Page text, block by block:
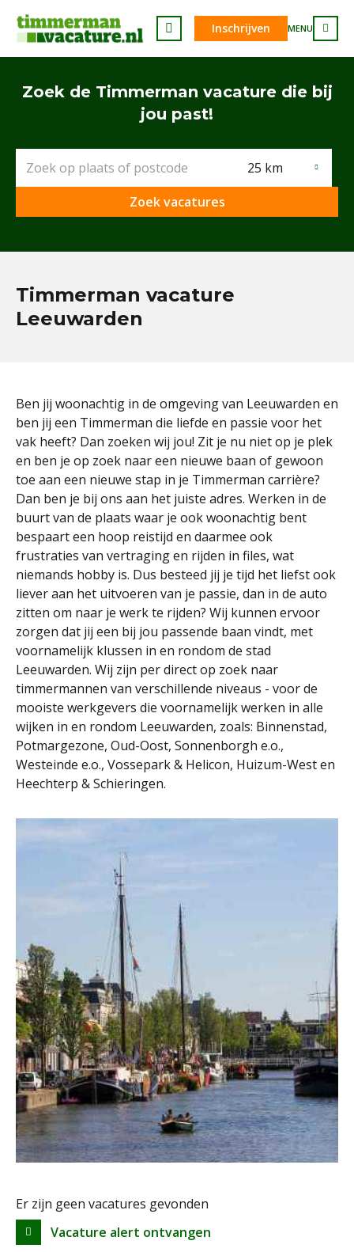
Inschrijven MENU
Zoek de Timmerman vacature die bij
jou past!
25 km
Zoek vacatures
Timmerman vacature
Leeuwarden
Ben jij woonachtig in de omgeving van Leeuwarden en
ben jij een Timmerman die liefde en passie voor het
vak heeft? Dan zoeken wij jou! Zit je nu niet op je plek
en ben je op zoek naar een nieuwe baan of gewoon
toe aan een nieuwe stap in je Timmerman carrière?
Dan ben je bij ons aan het juiste adres. Werken in de
buurt van de plaats waar je ook woonachtig bent
bespaart een hoop reistijd en daarmee ook
frustraties van vertraging en rijden in files, wat
niemands hobby is. Dus besteed jij je tijd het liefst ook
liever aan het uitvoeren van je passie, dan in de auto
zitten om naar je werk te rijden? Wij kunnen ervoor
zorgen dat jij een bij jou passende baan vindt, met
voornamelijk klussen in en rondom de stad
Leeuwarden. Wij zijn per direct op zoek naar
timmermannen van verschillende niveaus - voor de
mooiste werkgevers die voornamelijk werken in alle
wijken in en rondom Leeuwarden, zoals: Binnenstad,
Potmargezone, Oud-Oost, Sonnenborgh e.o.,
Westeinde e.o., Vossepark & Helicon, Huizum-West en
Heechterp & Schieringen.
Er zijn geen vacatures gevonden
Vacature alert ontvangen